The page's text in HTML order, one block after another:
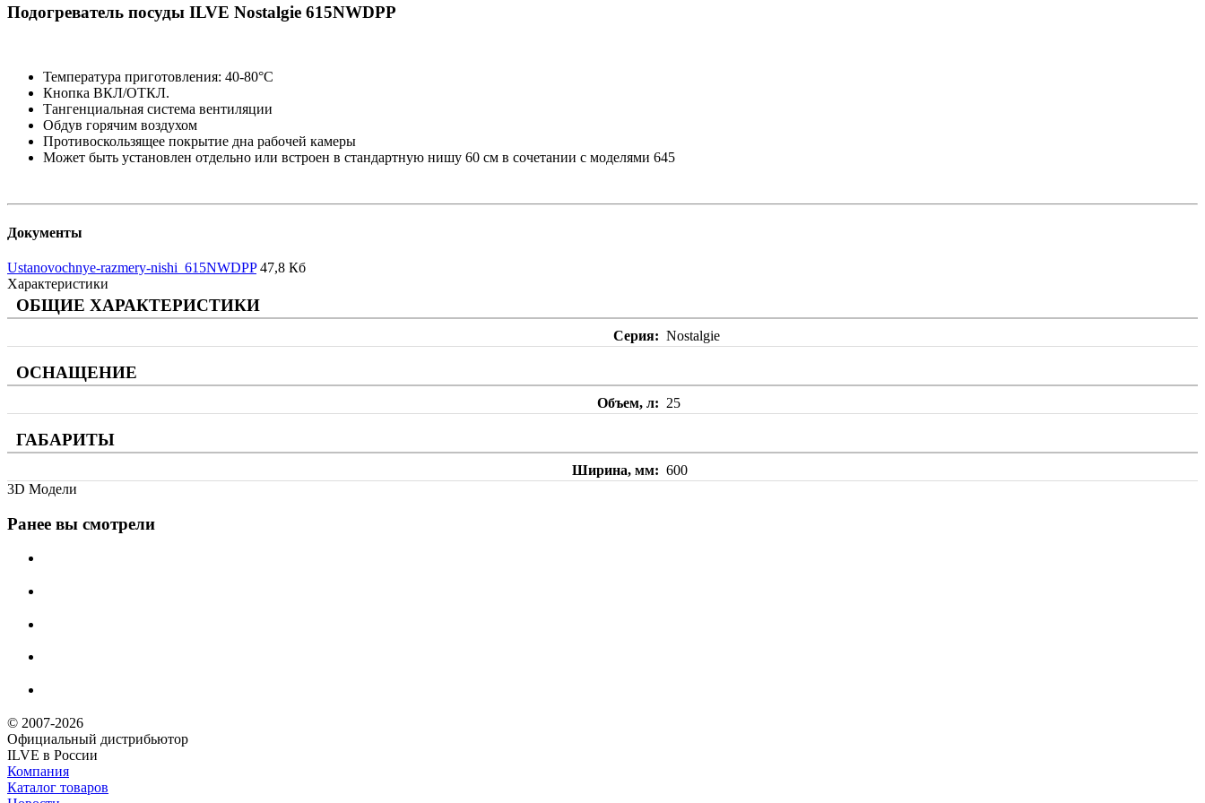
Подогреватель посуды ILVE Nostalgie 615NWDPP
Температура приготовления: 40-80°C
Кнопка ВКЛ/ОТКЛ.
Тангенциальная система вентиляции
Обдув горячим воздухом
Противоскользящее покрытие дна рабочей камеры
Может быть установлен отдельно или встроен в стандартную нишу 60 см в сочетании с моделями 645
Документы
Ustanovochnye-razmery-nishi_615NWDPP 47,8 Кб
Характеристики
ОБЩИЕ ХАРАКТЕРИСТИКИ
Серия Nostalgie
ОСНАЩЕНИЕ
Объем, л 25
ГАБАРИТЫ
Ширина, мм
600
3D Модели
Ранее вы смотрели
© 2007-2026
Официальный дистрибьютoр
ILVE в России
Компания
Каталог товаров